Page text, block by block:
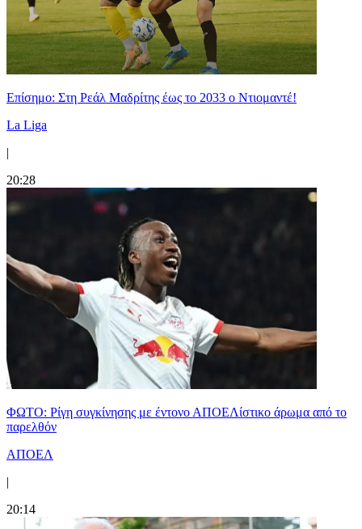
Επίσημο: Στη Ρεάλ Μαδρίτης έως το 2033 ο Ντιομαντέ!
La Liga
|
20:28
ΦΩΤΟ: Ρίγη συγκίνησης με έντονο ΑΠΟΕΛίστικο άρωμα από το
παρελθόν
ΑΠΟΕΛ
|
20:14